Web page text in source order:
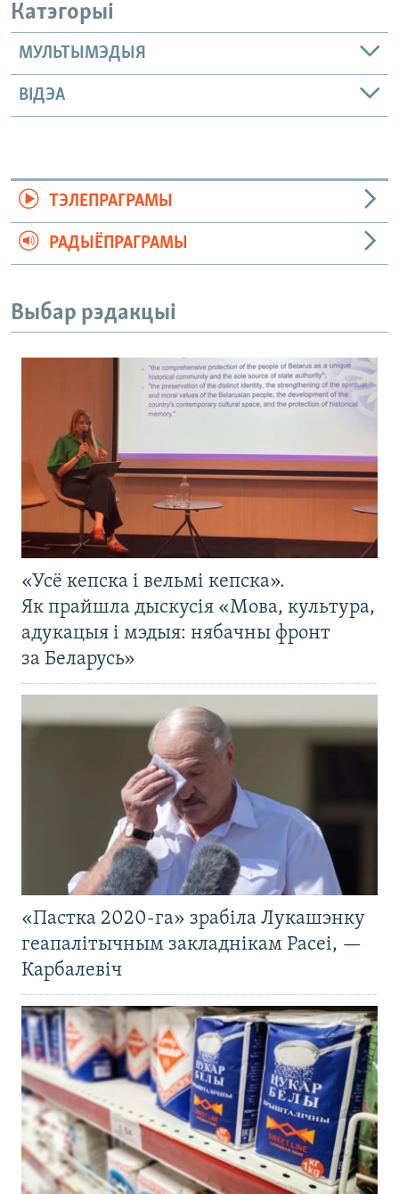
Катэгорыі
МУЛЬТЫМЭДЫЯ
ВІДЭА
ТЭЛЕПРАГРАМЫ
РАДЫЁПРАГРАМЫ
Выбар рэдакцыі
«Усё кепска і вельмі кепска».
Як прайшла дыскусія «Мова, культура,
адукацыя і мэдыя: нябачны фронт
за Беларусь»
«Пастка 2020-га» зрабіла Лукашэнку
геапалітычным закладнікам Расеі, —
Карбалевіч